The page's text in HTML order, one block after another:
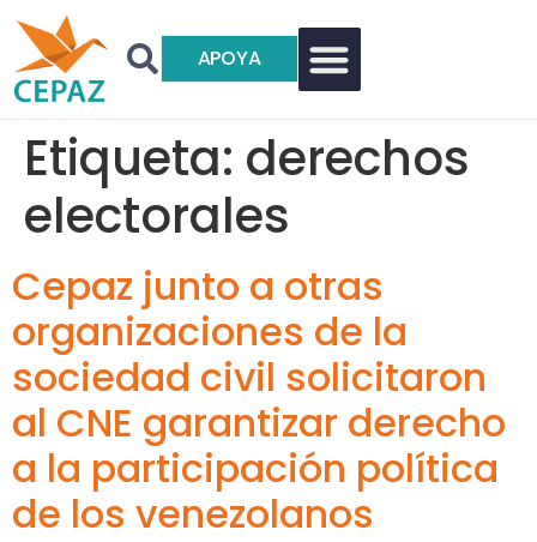
APOYA
Etiqueta: derechos
electorales
Cepaz junto a otras
organizaciones de la
sociedad civil solicitaron
al CNE garantizar derecho
a la participación política
de los venezolanos